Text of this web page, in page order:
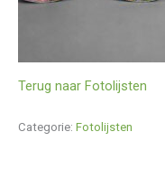
Terug naar Fotolijsten
Categorie: Fotolijsten